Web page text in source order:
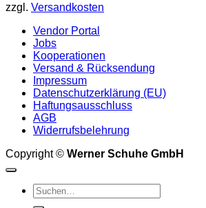
Optionen
können
Produktseite
gewählt
werden
zzgl. Versandkosten
Vendor Portal
Jobs
Kooperationen
Versand & Rücksendung
Impressum
Datenschutzerklärung (EU)
Haftungsausschluss
AGB
Widerrufsbelehrung
Copyright © Werner Schuhe GmbH
Suche
nach: